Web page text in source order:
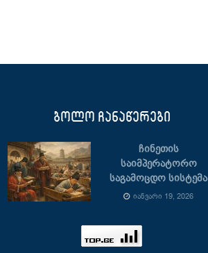
ბოლო ჩანაწერები
ჩინეთის
საიმპერატორო
საგამოცდო სისტემა
ᲘᲐᲜᲕᲐᲠᲘ 19, 2026